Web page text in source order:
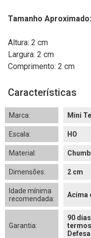
Tamanho Aproximado:
Altura: 2 cm
Largura: 2 cm
Comprimento: 2 cm
Características
Marca: Mini
Escala: HO
Material:
Dimensões: 2 cm
Idade mínima
recomendada:
Acima
Garantia:
90